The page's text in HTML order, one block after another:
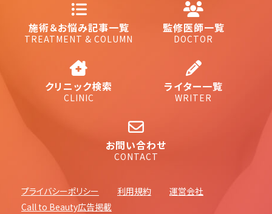
施術＆お悩み記事一覧
TREATMENT & COLUMN
監修医師一覧
DOCTOR
クリニック検索
CLINIC
ライター一覧
WRITER
お問い合わせ
CONTACT
プライバシーポリシー 利用規約
運営会社
Call to Beauty広告掲載